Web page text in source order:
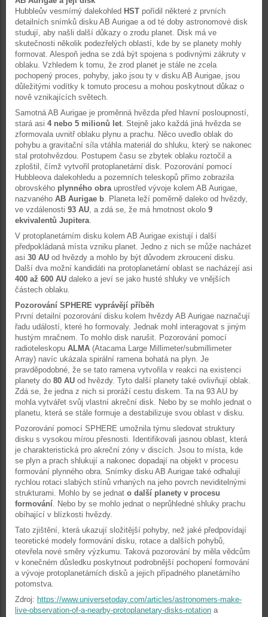
Hubbleův vesmírný dalekohled HST pořídil některé z prvních
detailních snímků disku AB Aurigae a od té doby astronomové disk
studují, aby našli další důkazy o zrodu planet. Disk má ve
skutečnosti několik podezřelých oblastí, kde by se planety mohly
formovat. Alespoň jedna se zdá být spojena s podivnými zákruty v
oblaku. Vzhledem k tomu, že zrod planet je stále ne zcela
pochopený proces, pohyby, jako jsou ty v disku AB Aurigae, jsou
důležitými vodítky k tomuto procesu a mohou poskytnout důkaz o
nově vznikajících světech.
Samotná AB Aurigae je proměnná hvězda před hlavní posloupností,
stará asi 4 nebo 5 milionů let. Stejně jako každá jiná hvězda se
zformovala uvnitř oblaku plynu a prachu. Něco uvedlo oblak do
pohybu a gravitační síla vtáhla materiál do shluku, který se nakonec
stal protohvězdou. Postupem času se zbytek oblaku roztočil a
zploštil, čímž vytvořil protoplanetární disk. Pozorování pomocí
Hubbleova dalekohledu a pozemních teleskopů přímo zobrazila
obrovského plynného obrauprostřed vývoje kolem AB Aurigae,
nazvaného AB Aurigae b. Planeta leží poměrně daleko od hvězdy,
ve vzdálenosti 93 AU, a zdá se, že má hmotnost okolo 9
ekvivalentů Jupitera.
V protoplanetárním disku kolem AB Aurigae existují i další
předpokládaná místa vzniku planet. Jedno z nich se může nacházet
asi 30 AU od hvězdy a mohlo by být důvodem zkroucení disku.
Další dva možní kandidáti na protoplanetární oblast se nacházejí asi
400 až 600 AU daleko a jeví se jako husté shluky ve vnějších
částech oblaku.
Pozorování SPHERE vyprávějí příběh
První detailní pozorování disku kolem hvězdy AB Aurigae naznačují
řadu událostí, které ho formovaly. Jednak mohl interagovat s jiným
hustým mračnem. To mohlo disk narušit. Pozorování pomocí
radioteleskopu ALMA (Atacama Large Millimeter/submillimeter
Array) navíc ukázala spirální ramena bohatá na plyn. Je
pravděpodobné, že se tato ramena vytvořila v reakci na existenci
planety do 80 AU od hvězdy. Tyto další planety také ovlivňují oblak.
Zdá se, že jedna z nich si proráží cestu diskem. Ta na 93 AU by
mohla vytvářet svůj vlastní akreční disk. Nebo by se mohlo jednat o
planetu, která se stále formuje a destabilizuje svou oblast v disku.
Pozorování pomocí SPHERE umožnila týmu sledovat struktury
disku s vysokou mírou přesnosti. Identifikovali jasnou oblast, která
je charakteristická pro akreční zóny v discích. Jsou to místa, kde
se plyn a prach shlukují a nakonec dopadají na objekt v procesu
formování plynného obra. Snímky disku AB Aurigae také odhalují
rychlou rotaci slabých stínů vrhaných na jeho povrch neviditelnými
strukturami. Mohlo by se jednat o další planety v procesu
formování. Nebo by se mohlo jednat o neprůhledné shluky prachu
obíhající v blízkosti hvězdy.
Tato zjištění, která ukazují složitější pohyby, než jaké předpovídají
teoretické modely formování disku, rotace a dalších pohybů,
otevřela nové směry výzkumu. Taková pozorování by měla vědcům
v konečném důsledku poskytnout podrobnější pochopení formování
a vývoje protoplanetárních disků a jejich případného planetárního
potomstva.
Zdroj: https://www.universetoday.com/articles/astronomers-make-
live-observation-of-a-nearby-protoplanetary-disks-rotation a